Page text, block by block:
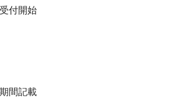
付開始
間記載